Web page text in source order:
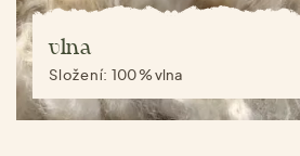
vlna
Složení:100 % vlna